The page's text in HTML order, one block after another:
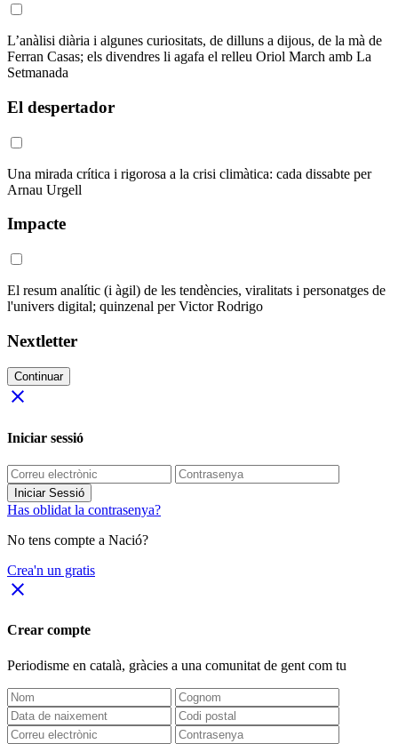
L’anàlisi diària i algunes curiositats, de dilluns a dijous, de la mà de
Ferran Casas; els divendres li agafa el relleu Oriol March amb La
Setmanada
El despertador
Una mirada crítica i rigorosa a la crisi climàtica: cada dissabte per
Arnau Urgell
Impacte
El resum analític (i àgil) de les tendències, viralitats i personatges de
l'univers digital; quinzenal per Victor Rodrigo
Nextletter
Continuar
close
Iniciar sessió
Iniciar Sessió
Has oblidat la contrasenya?
No tens compte a Nació?
Crea'n un gratis
close
Crear compte
Periodisme en català, gràcies a una comunitat de gent com tu